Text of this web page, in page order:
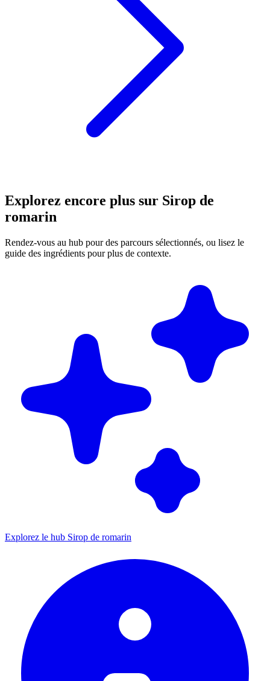
Explorez encore plus sur Sirop de
romarin
Rendez-vous au hub pour des parcours sélectionnés, ou lisez le
guide des ingrédients pour plus de contexte.
Explorez le hub Sirop de romarin